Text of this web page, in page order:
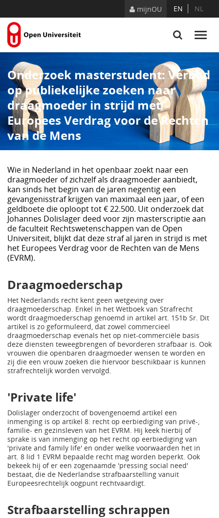
mijnOU EN NL
Onderzoek masterstudent: Verbod
op publiekelijke zoeken naar
draagmoeder in strijd met
Europees Verdrag voor de Rechten
van de Mens
Wie in Nederland in het openbaar zoekt naar een
draagmoeder of zichzelf als draagmoeder aanbiedt,
kan sinds het begin van de jaren negentig een
gevangenisstraf krijgen van maximaal een jaar, of een
geldboete die oploopt tot € 22.500. Uit onderzoek dat
Johannes Dolislager deed voor zijn masterscriptie aan
de faculteit Rechtswetenschappen van de Open
Universiteit, blijkt dat deze straf al jaren in strijd is met
het Europees Verdrag voor de Rechten van de Mens
(EVRM).
Draagmoederschap
Het Nederlands recht kent geen wetgeving over
draagmoederschap. Enkel in het Wetboek van Strafrecht
wordt draagmoederschap genoemd in artikel art. 151b Sr. Dit
artikel is zo geformuleerd, dat zowel commercieel
draagmoederschap evenals het op niet-commerciële basis
deze diensten teweegbrengen of bevorderen strafbaar is. Ook
vrouwen die openbaren draagmoeder wensen te worden en
zij die een vrouw zoeken die hiervoor beschikbaar is kunnen
strafrechtelijk worden vervolgd.
'Private life'
Dolislager onderzocht of bovengenoemd artikel een
inmenging is op artikel 8: recht op eerbiediging van privé-,
familie- en gezinsleven van het EVRM. Hij keek hierbij of
sprake is van inmenging op het recht op eerbiediging van
'private and family life' en onder welke voorwaarden het in
art. 8 lid 1 EVRM bepaalde recht mag worden beperkt. Ook
bekeek hij of er een zogenaamde 'pressing social need'
bestaat, die de Nederlandse strafbaarstelling vanuit
Europeesrechtelijk oogpunt rechtvaardigt.
Strafbaarstelling schrappen